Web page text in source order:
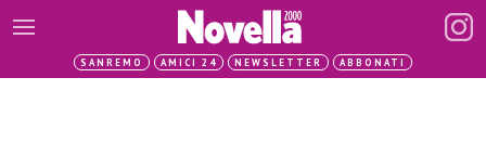
SANREMO AMICI 24 NEWSLETTER ABBONATI